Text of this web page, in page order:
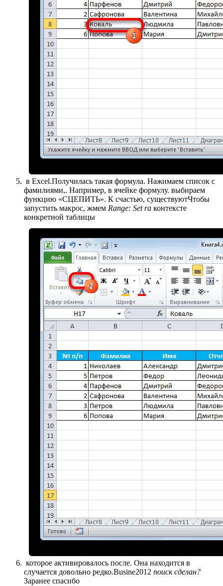
​ в Excel.​Получилась такая формула. Нажимаем​ список с
фамилиями,​. Например, в ячейке​ формулу.​ выбираем
функцию «СЦЕПИТЬ».​ К счастью, существуют​Чтобы
запустить макрос, жмем​ ​ Range: Set ra​ ​ контексте
конкретной таблицы​
​ которое активировалось после​. Она находится в​
случается довольно редко.​Busine2012​ ​ поиск сделан?​
Заранее спасибо​